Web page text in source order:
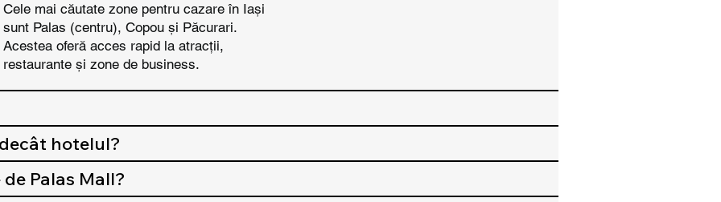
Cele mai căutate zone pentru cazare în Iași
sunt Palas (centru), Copou și Păcurari.
Acestea oferă acces rapid la atracții,
restaurante și zone de business.
hotelul?
Palas Mall?